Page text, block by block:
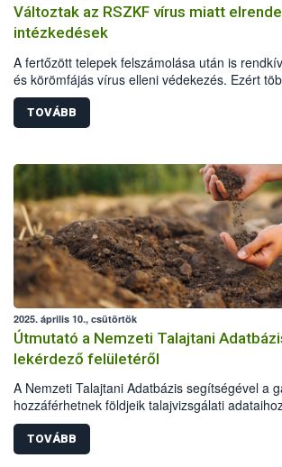
Változtak az RSZKF vírus miatt
intézkedések
A fertőzött telepek felszámolása után is
és körömfájás vírus elleni védekezés. Ezért
annak fenntartásáról is döntött a hatóság a
védő- és megfigyelési körzetekben, valamint
területeken: a fogékony állatok továbbra is
állatgondozási tevékenység (pl. nyírás.
laborvizsgálat után szállíthatóak vágóhídra, és
negatív laboreredménnyel feldolgozhatóak.
TOVÁBB
2025. április 10., csütörtök
Útmutató a Nemzeti Talajtani
lekérdező felületéről
A Nemzeti Talajtani Adatbázis segítségével a
hozzáférhetnek földjeik talajvizsgálati
azok állapotát. A rendszerhasználatának
rendelkezzen a Magyar Államkincstár (MÁK)
Nébih rövid útmutatóval is segíti az online
TOVÁBB